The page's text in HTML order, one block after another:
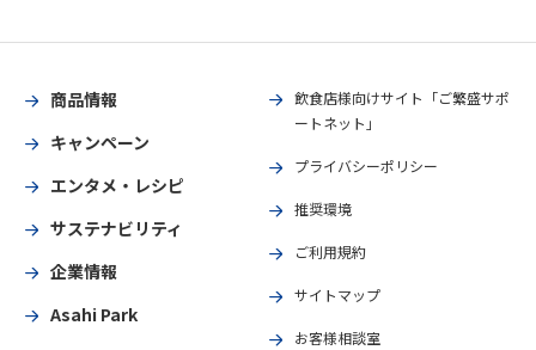
商品情報
キャンペーン
エンタメ・レシピ
サステナビリティ
企業情報
Asahi Park
飲食店様向けサイト「ご繁盛サポ
ートネット」
プライバシーポリシー
推奨環境
ご利用規約
サイトマップ
お客様相談室